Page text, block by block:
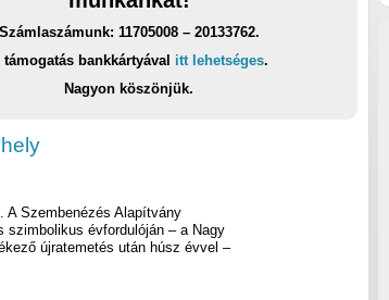
Számlaszámunk: 11705008 – 20133762.
támogatás bankkártyával itt lehetséges.
Nagyon köszönjük.
A Szembenézés Alapítvány
szimbolikus évfordulóján – a Nagy
újratemetés után húsz évvel –